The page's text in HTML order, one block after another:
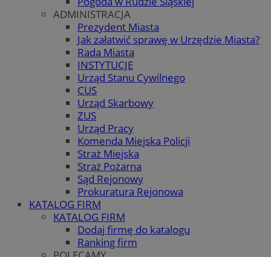
ADMINISTRACJA
Prezydent Miasta
Jak załatwić sprawę w Urzędzie Miasta?
Rada Miasta
INSTYTUCJE
Urząd Stanu Cywilnego
CUS
Urząd Skarbowy
ZUS
Urząd Pracy
Komenda Miejska Policji
Straż Miejska
Straż Pożarna
Sąd Rejonowy
Prokuratura Rejonowa
KATALOG FIRM
KATALOG FIRM
Dodaj firmę do katalogu
Ranking firm